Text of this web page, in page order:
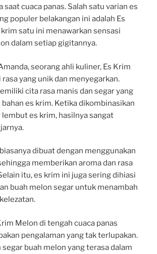
cuaca panas. Salah satu varian es
populer belakangan ini adalah Es
satu ini menawarkan sensasi
dalam setiap gigitannya.
seorang ahli kuliner, Es Krim
yang unik dan menyegarkan.
cita rasa manis dan segar yang
es krim. Ketika dikombinasikan
es krim, hasilnya sangat
dibuat dengan menggunakan
memberikan aroma dan rasa
itu, es krim ini juga sering dihiasi
buah melon segar untuk menambah
Melon di tengah cuaca panas
pengalaman yang tak terlupakan.
segar buah melon yang terasa dalam